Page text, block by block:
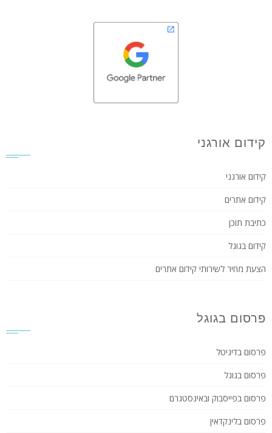
קידום אורגני
קידום אורגני
קידום אתרים
כתיבת תוכן
קידום בגוגל
הצעת מחיר לשירותי קידום אתרים
פרסום בגוגל
פרסום בדיגיטל
פרסום בגוגל
פרסום בפייסבוק ובאינסטגרם
פרסום בלינקדאין